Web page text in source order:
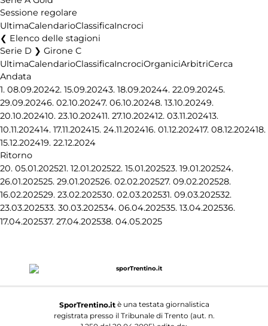
Sessione regolare
UltimaCalendarioClassificaIncroci
Elenco delle stagioni
Serie D ❯ Girone C
UltimaCalendarioClassificaIncrociOrganiciArbitriCerca
Andata
1. 08.09.20242. 15.09.20243. 18.09.20244. 22.09.20245.
29.09.20246. 02.10.20247. 06.10.20248. 13.10.20249.
20.10.202410. 23.10.202411. 27.10.202412. 03.11.202413.
10.11.202414. 17.11.202415. 24.11.202416. 01.12.202417. 08.12.202418.
15.12.202419. 22.12.2024
Ritorno
20. 05.01.202521. 12.01.202522. 15.01.202523. 19.01.202524.
26.01.202525. 29.01.202526. 02.02.202527. 09.02.202528.
16.02.202529. 23.02.202530. 02.03.202531. 09.03.202532.
23.03.202533. 30.03.202534. 06.04.202535. 13.04.202536.
17.04.202537. 27.04.202538. 04.05.2025
SporTrentino.itè una testata giornalistica
registrata presso il Tribunale di Trento (aut. n.